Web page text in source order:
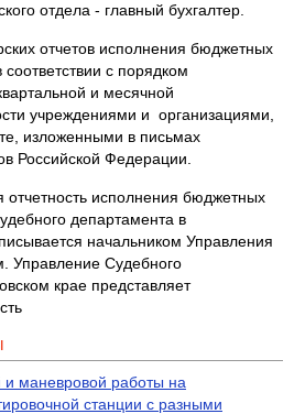
отдела - главный бухгалтер.
отчетов исполнения бюджетных
с порядком
и месячной
учреждениями и организациями,
изложенными в письмах
Российской Федерации.
отчетность исполнения бюджетных
департамента в
начальником Управления
Управление Судебного
крае представляет
и маневровой работы на
станции с разными